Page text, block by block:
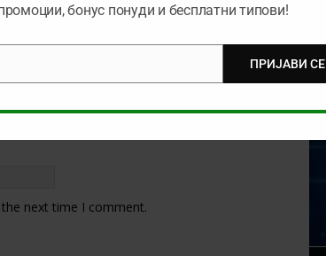
next time I comment.
бонус понуди и бесплатни типови!
ПРИЈАВИ СЕ